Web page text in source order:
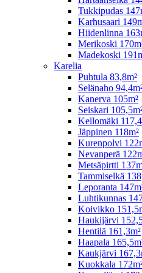
Tukkipudas
Karhusaari
Hiidenlinna
Merikoski
Madekoski
Karelia
Puhtula 83,8m²
Selänaho
Kanerva 105m²
Seiskari
Kellomäki
Jäppinen 118m²
Kurenpolvi
Nevanperä
Metsäpirtti
Tammiselkä
Leporanta
Luhtikunnas
Koivikko
Haukijärvi
Hentilä 161,3m²
Haapala
Kaukjärvi
Kuokkala